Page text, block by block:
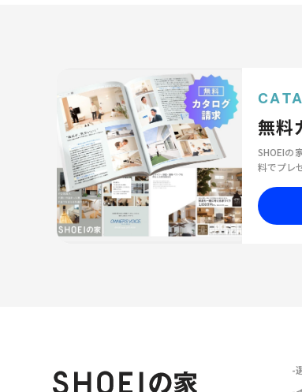
無料
SHOEIの
料でプレ